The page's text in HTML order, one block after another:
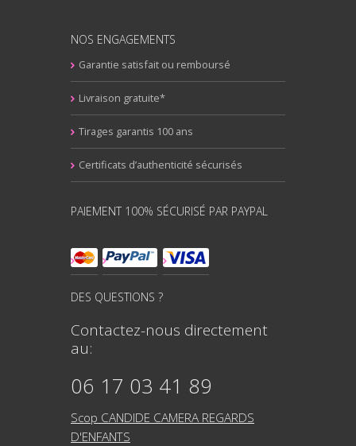
NOS ENGAGEMENTS
Garantie satisfait ou remboursé
Livraison gratuite*
Tirages garantis 100 ans
Certificats d’authenticité sécurisés
PAIEMENT 100% SÉCURISÉ PAR PAYPAL
DES QUESTIONS ?
Contactez-nous directement
au:
06 17 03 41 89
Scop CANDIDE CAMERA REGARDS
D'ENFANTS